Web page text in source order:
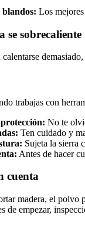
Los
sobrecaliente
calentarse
trabajas con
No te
Ten cuidado y
Sujeta la sierra
Antes de hacer
cuenta
madera, el polvo
de empezar,